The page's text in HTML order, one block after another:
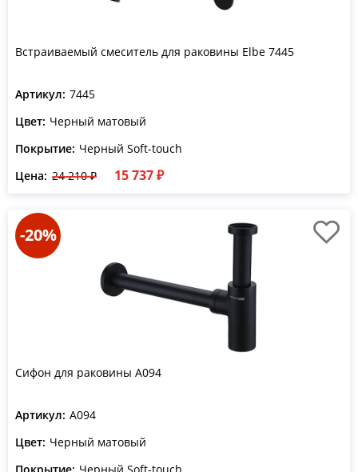
Встраиваемый смеситель для раковины Elbe 7445
Артикул: 7445
Цвет: Черный матовый
Покрытие: Черный Soft-touch
Цена: 24 210 ₽ 15 737 ₽
-20%
Сифон для раковины A094
Артикул: A094
Цвет: Черный матовый